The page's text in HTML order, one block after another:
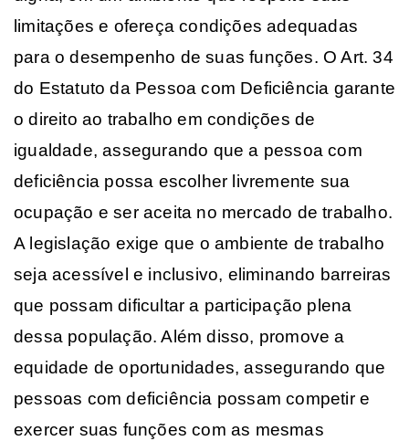
limitações e ofereça condições adequadas
para o desempenho de suas funções. O Art. 34
do Estatuto da Pessoa com Deficiência garante
o direito ao trabalho em condições de
igualdade, assegurando que a pessoa com
deficiência possa escolher livremente sua
ocupação e ser aceita no mercado de trabalho.
A legislação exige que o ambiente de trabalho
seja acessível e inclusivo, eliminando barreiras
que possam dificultar a participação plena
dessa população. Além disso, promove a
equidade de oportunidades, assegurando que
pessoas com deficiência possam competir e
exercer suas funções com as mesmas